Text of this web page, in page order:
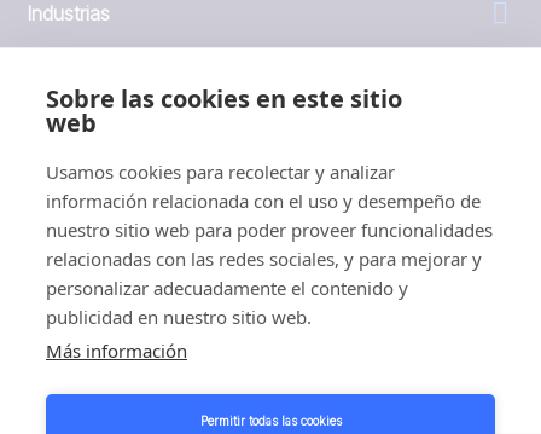
Sobre las cookies en este sitio
web
Usamos cookies para recolectar y analizar
información relacionada con el uso y desempeño de
nuestro sitio web para poder proveer funcionalidades
relacionadas con las redes sociales, y para mejorar y
personalizar adecuadamente el contenido y
publicidad en nuestro sitio web.
Más información
Permitir todas las cookies
Industrias
Inversores
1999 - 2026 © JBT Marel
Política de privacidad y cookies